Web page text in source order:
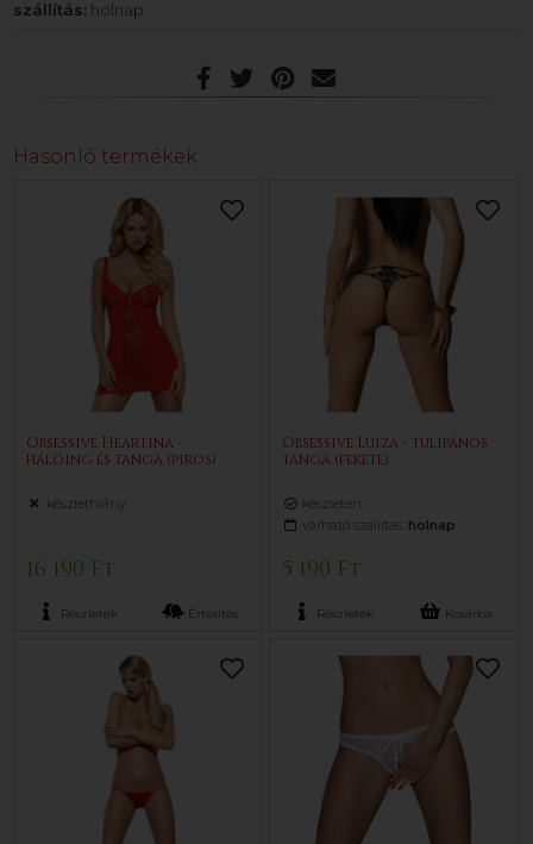
szállítás: holnap
Hasonló termékek
Obsessive Heartina -
hálóing és tanga (piros)
készlethiány
16 190 Ft
Részletek Értesítés
Obsessive Luiza - tulipános
tanga (fekete)
készleten
várható szállítás: holnap
5 190 Ft
Részletek Kosárba